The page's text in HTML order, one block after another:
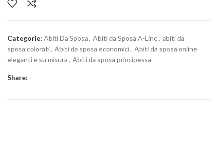
Categorie: Abiti Da Sposa, Abiti da Sposa A-Line, abiti da
sposa colorati, Abiti da sposa economici, Abiti da sposa online
eleganti e su misura, Abiti da sposa principessa
Share: